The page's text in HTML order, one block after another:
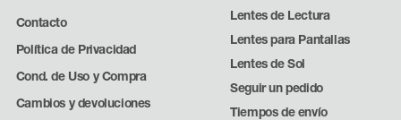
Contacto
Política de Privacidad
Cond. de Uso y Compra
Cambios y devoluciones
Lentes de Lectura
Lentes para Pantallas
Lentes de Sol
Seguir un pedido
Tiempos de envío